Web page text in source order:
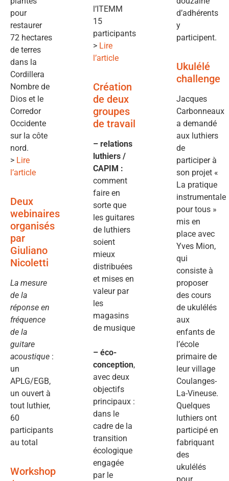
pour
restaurer
72 hectares
de terres
dans la
Cordillera
Nombre de
Dios et le
Corredor
Occidente
sur la côte
nord.
> Lire
l’article
Deux
webinaires
organisés
par
Giuliano
Nicoletti
La mesure
de la
réponse en
fréquence
de la
guitare
acoustique :
un
APLG/EGB,
un ouvert à
tout luthier,
60
participants
au total
Workshop
l’ITEMM
15
participants
> Lire
l’article
Création
de deux
groupes
de travail
– relations
luthiers /
CAPIM :
comment
faire en
sorte que
les guitares
de luthiers
soient
mieux
distribuées
et mises en
valeur par
les
magasins
de musique
– éco-
conception,
avec deux
objectifs
principaux :
dans le
cadre de la
transition
écologique
engagée
par le
d’adhérents
y
participent.
Ukulélé
challenge
Jacques
Carbonneaux
a demandé
aux luthiers
de
participer à
son projet «
La pratique
instrumentale
pour tous »
mis en
place avec
Yves Mion,
qui
consiste à
proposer
des cours
de ukulélés
aux
enfants de
l’école
primaire de
leur village
Coulanges-
La-Vineuse.
Quelques
luthiers ont
participé en
fabriquant
des
ukulélés